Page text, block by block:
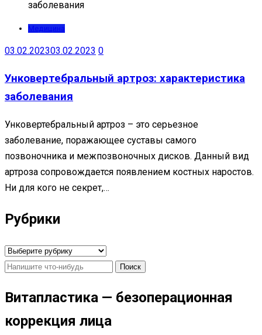
Медицина
03.02.202303.02.2023 0
Унковертебральный артроз: характеристика
заболевания
Унковертебральный артроз – это серьезное
заболевание, поражающее суставы самого
позвоночника и межпозвоночных дисков. Данный вид
артроза сопровождается появлением костных наростов.
Ни для кого не секрет,…
Рубрики
Рубрики
Найти:
Витапластика — безоперационная
коррекция лица